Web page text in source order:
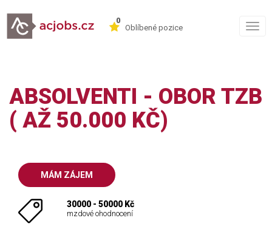
0
Oblíbené pozice
ABSOLVENTI - OBOR TZB
( AŽ 50.000 KČ)
MÁM ZÁJEM
30000 - 50000 Kč
mzdové ohodnocení